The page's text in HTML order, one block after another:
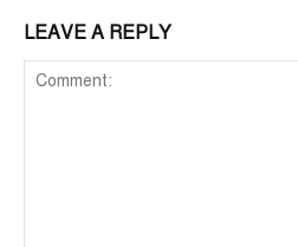
LEAVE A REPLY